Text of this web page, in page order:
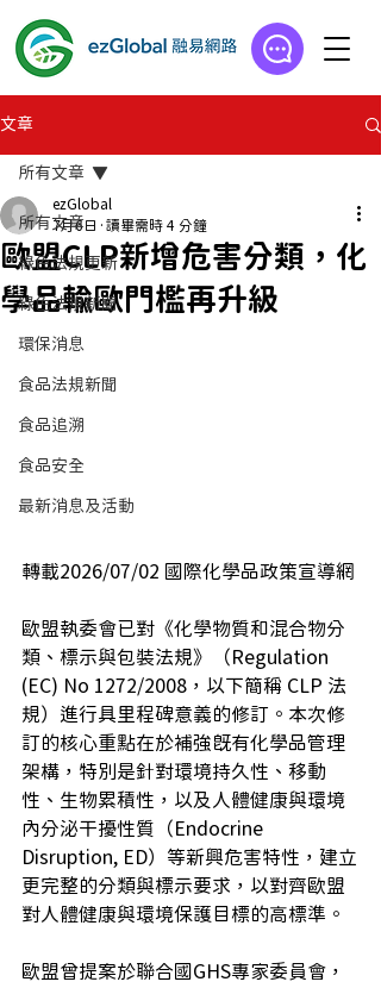
文章
所有文章
綠色法規更新
綠色法規新聞
環保消息
食品法規新聞
食品追溯
食品安全
最新消息及活動
所有文章
歐盟CLP新增危害分類，化
學品輸歐門檻再升級
ezGlobal
7月6日
讀畢需時 4 分鐘
轉載2026/07/02 國際化學品政策宣導網
歐盟執委會已對《化學物質和混合物分
類、標示與包裝法規》（Regulation
(EC) No 1272/2008，以下簡稱 CLP 法
規）進行具里程碑意義的修訂。本次修
訂的核心重點在於補強既有化學品管理
架構，特別是針對環境持久性、移動
性、生物累積性，以及人體健康與環境
內分泌干擾性質（Endocrine
Disruption, ED）等新興危害特性，建立
更完整的分類與標示要求，以對齊歐盟
對人體健康與環境保護目標的高標準。
歐盟曾提案於聯合國GHS專家委員會，